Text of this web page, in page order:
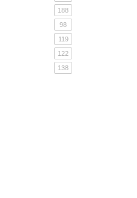
188
98
119
122
138